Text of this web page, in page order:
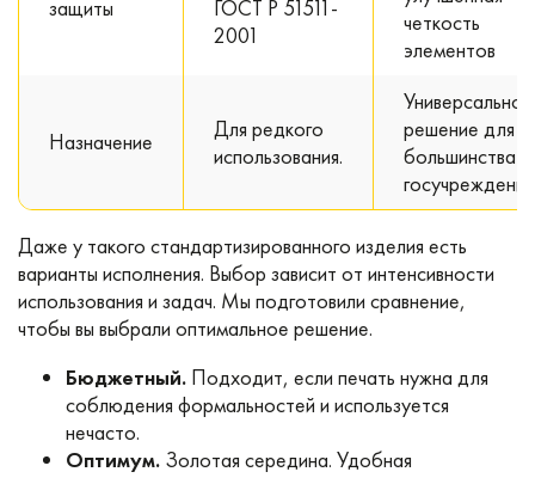
защиты
ГОСТ Р 51511-
2001
четкость
элементов
Назначение
Для редкого
использования.
Универсальное
решение для
большинства
Даже у такого стандартизированного изделия есть
варианты исполнения. Выбор зависит от интенсивности
использования и задач. Мы подготовили сравнение,
чтобы вы выбрали оптимальное решение.
Бюджетный. Подходит, если печать нужна для
соблюдения формальностей и используется
нечасто.
Оптимум. Золотая середина. Удобная